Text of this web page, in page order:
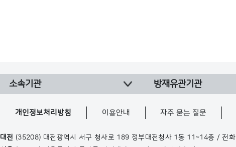
소속기관 방재유관기관
개인정보처리방침 이용안내 자주 묻는 질문
대전 (35208) 대전광역시 서구 청사로 189 정부대전청사 1동 11~14층 / 전화